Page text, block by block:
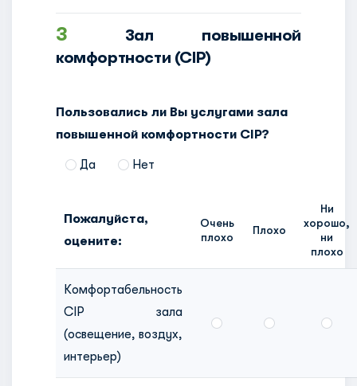
3
Зал повышенной
комфортности (CIP)
Пользовались ли Вы услугами зала
повышенной комфортности CIP?
Да Нет
Пожалуйста,
оцените:
Очень
плохо
Плохо
Ни
хорошо,
ни
плохо
Комфортабельность
CIP зала
(освещение, воздух,
интерьер)